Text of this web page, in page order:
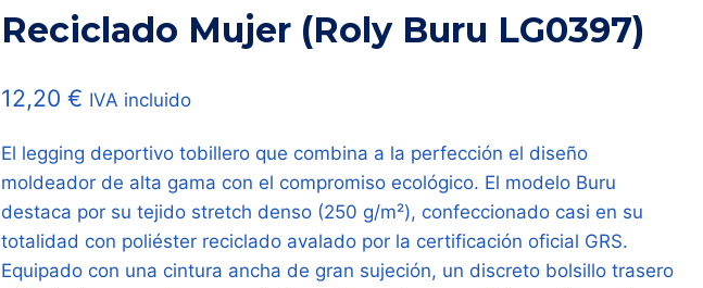
Reciclado Mujer (Roly Buru LG0397)
12,20 € IVA incluido
El legging deportivo tobillero que combina a la perfección el diseño
moldeador de alta gama con el compromiso ecológico. El modelo Buru
destaca por su tejido stretch denso (250 g/m²), confeccionado casi en su
totalidad con poliéster reciclado avalado por la certificación oficial GRS.
Equipado con una cintura ancha de gran sujeción, un discreto bolsillo trasero